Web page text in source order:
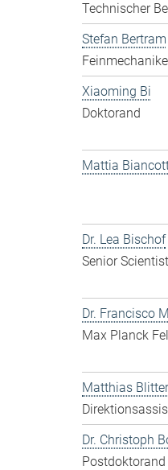
Technischer
Stefan Bertram
Xiaoming Bi
Doktorand
Mattia
Dr. Lea Bischof
Senior Scientist
Dr. Francisco
Max Planck
Matthias
Dr. Christoph
Postdoktorand